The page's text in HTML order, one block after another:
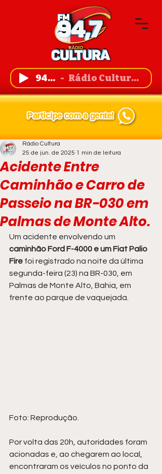
94,7 FM Rádio Cultura de Guanambi
Acidente Entre
Caminhão e Carro de
Passeio na BR-030 em
Palmas de Monte Alto.
Rádio Cultura
25 de jun. de 2025 1 min de leitura
Um acidente envolvendo um
caminhão Ford F-4000 e um Fiat Palio
Fire foi registrado na noite da última
segunda-feira (23) na BR-030, em
Palmas de Monte Alto, Bahia, em
frente ao parque de vaquejada.
Foto: Reprodução.
Por volta das 20h, autoridades foram
acionadas e, ao chegarem ao local,
encontraram os veículos no ponto da